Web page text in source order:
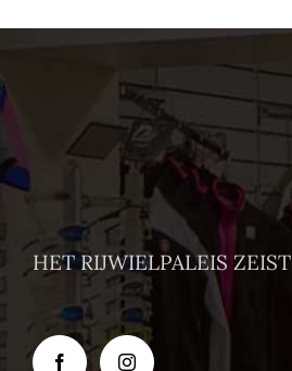
HET RIJWIELPALEIS ZEIST